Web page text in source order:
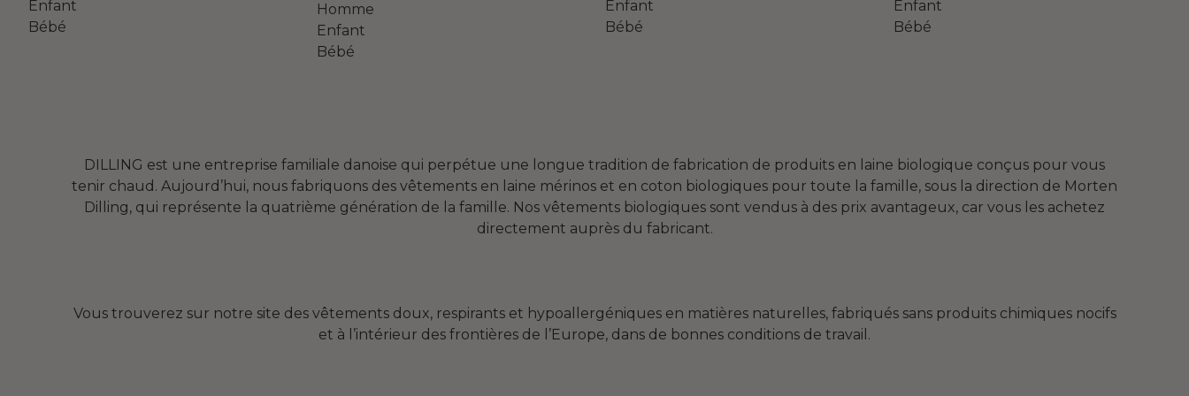
Enfant
Bébé
Homme
Enfant
Bébé
Enfant
Bébé
Enfant
Bébé
DILLING est une entreprise familiale danoise qui perpétue une longue tradition de fabrication de produits en laine biologique conçus pour vous
tenir chaud. Aujourd’hui, nous fabriquons des vêtements en laine mérinos et en coton biologiques pour toute la famille, sous la direction de Morten
Dilling, qui représente la quatrième génération de la famille. Nos vêtements biologiques sont vendus à des prix avantageux, car vous les achetez
directement auprès du fabricant.
Vous trouverez sur notre site des vêtements doux, respirants et hypoallergéniques en matières naturelles, fabriqués sans produits chimiques nocifs
et à l’intérieur des frontières de l’Europe, dans de bonnes conditions de travail.